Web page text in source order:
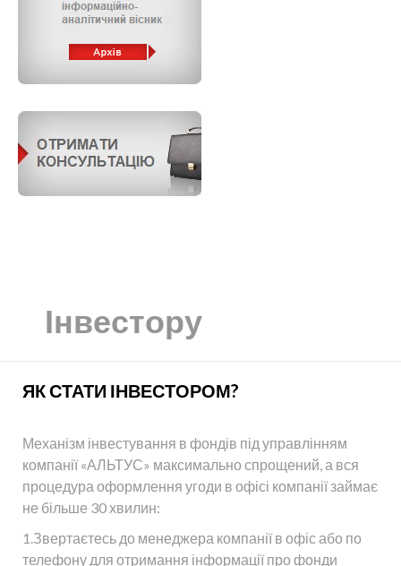
Інвестору
ЯК СТАТИ ІНВЕСТОРОМ?
Механізм інвестування в фондів під управлінням
компанії «АЛЬТУС» максимально спрощений, а вся
процедура оформлення угоди в офісі компанії займає
не більше 30 хвилин:
1.Звертаєтесь до менеджера компанії в офіс або по
телефону для отримання інформації про фонди